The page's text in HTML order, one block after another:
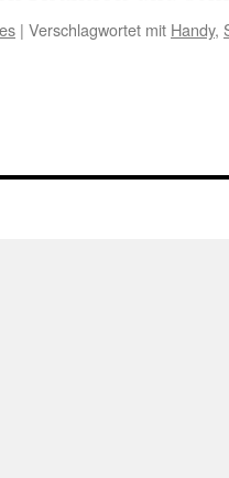
| Verschlagwortet mit Handy,